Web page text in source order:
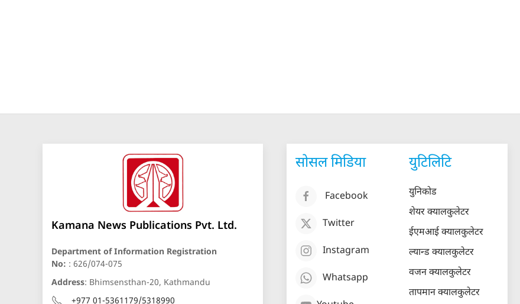
Kamana News Publications Pvt. Ltd.
Department of Information Registration
No: : 626/074-075
Address: Bhimsensthan-20, Kathmandu
+977 01-5361179/5318990
सोसल मिडिया
Facebook
Twitter
Instagram
Whatsapp
युटिलिटि
युनिकोड
शेयर क्यालकुलेटर
ईएमआई क्यालकुलेटर
ल्यान्ड क्यालकुलेटर
वजन क्यालकुलेटर
तापमान क्यालकुलेटर